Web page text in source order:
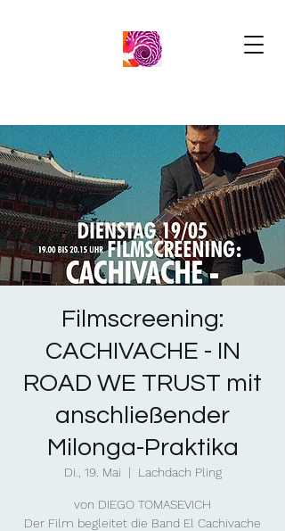
Filmscreening:
CACHIVACHE - IN
ROAD WE TRUST mit
anschließender
Milonga-Praktika
Di., 19. Mai
  |
Lachdach Pling
von DIEGO TOMASEVICH
Der Film begleitet die Band El Cachivache